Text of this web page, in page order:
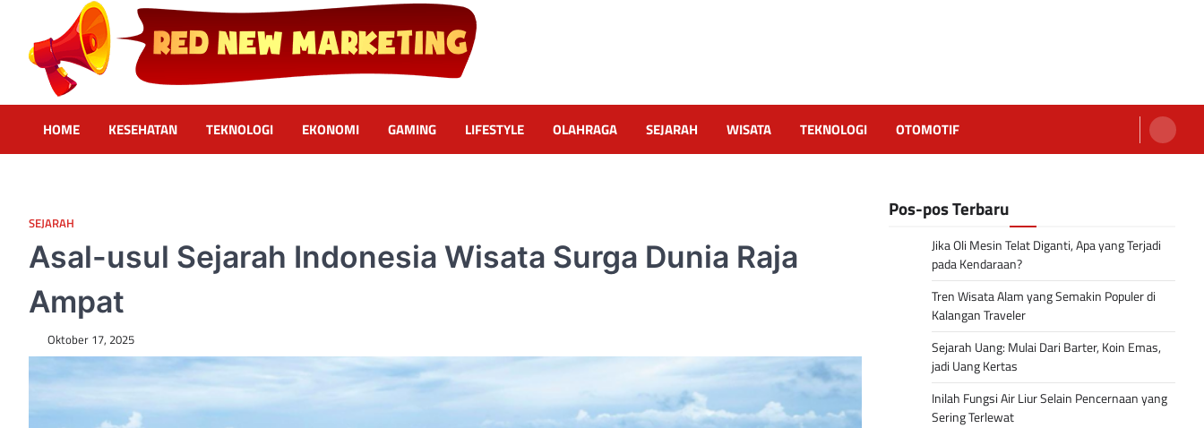
content
Red News Marketing
HOME KESEHATAN TEKNOLOGI EKONOMI GAMING LIFESTYLE OLAHRAGA SEJARAH WISATA TEKNOLOGI OTOMOTIF
SEJARAH
Asal-usul Sejarah Indonesia Wisata Surga Dunia Raja
Ampat
Oktober 17, 2025
Pos-pos Terbaru
Jika Oli Mesin Telat Diganti, Apa yang Terjadi
pada Kendaraan?
Tren Wisata Alam yang Semakin Populer di
Kalangan Traveler
Sejarah Uang: Mulai Dari Barter, Koin Emas,
jadi Uang Kertas
Inilah Fungsi Air Liur Selain Pencernaan yang
Sering Terlewat